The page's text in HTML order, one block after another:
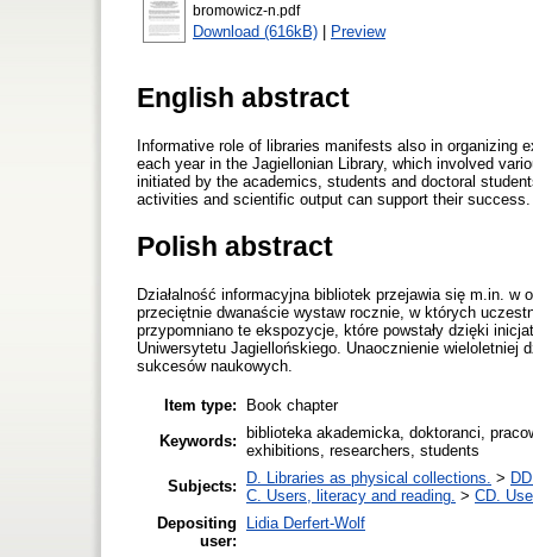
bromowicz-n.pdf
Download (616kB) | Preview
English abstract
Informative role of libraries manifests also in organizing
each year in the Jagiellonian Library, which involved
initiated by the academics, students and doctoral
activities and scientific output can support their success.
Polish abstract
Działalność informacyjna bibliotek przejawia się m.in. w
przeciętnie dwanaście wystaw rocznie, w których
przypomniano te ekspozycje, które powstały dzięki
Uniwersytetu Jagiellońskiego. Unaocznienie wieloletniej
sukcesów naukowych.
Item type:
Book chapter
Keywords:
biblioteka akademicka, doktoranci,
exhibitions, researchers, students
Subjects:
D. Libraries as physical collections. >
C. Users, literacy and reading. > CD.
Depositing
user:
Lidia Derfert-Wolf